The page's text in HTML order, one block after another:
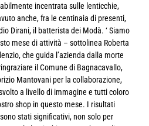
incentrata sulle lenticchie,
anche, fra le centinaia di presenti,
Dirani, il batterista dei Modà. ‘ Siamo
mese di attività – sottolinea Roberta
che guida l’azienda dalla morte
il Comune di Bagnacavallo,
Mantovani per la collaborazione,
a livello di immagine e tutti coloro
shop in questo mese. I risultati
stati significativi, non solo per